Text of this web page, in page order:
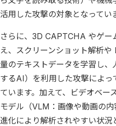
活用した攻撃の対象となってい
さらに、3D CAPTCHA やゲ
え、スクリーンショット解析
量のテキストデータを学習し
するAI）を利用した攻撃によ
ています。加えて、ビデオベ
モデル（VLM：画像や動画の
進化により解析されやすい状況